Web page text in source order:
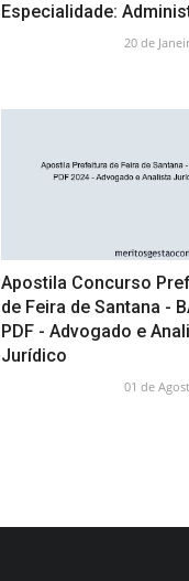
Especialidade:
20 de
Apostila Concurso
de Feira de Santana -
PDF - Advogado e
Jurídico
01 de